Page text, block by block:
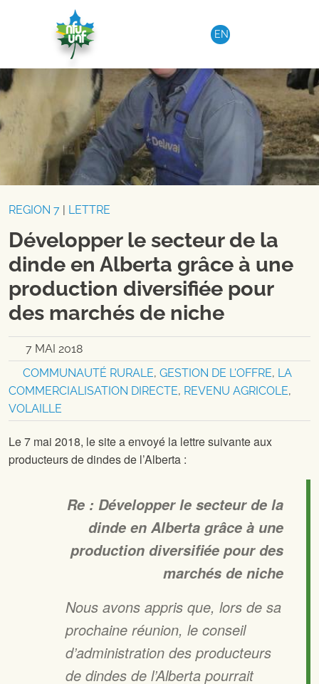
Aller au contenu
EN
REGION 7 LETTRE
Développer le secteur de la
dinde en Alberta grâce à une
production diversifiée pour
des marchés de niche
7 MAI 2018
COMMUNAUTÉ RURALE, GESTION DE L'OFFRE, LA
COMMERCIALISATION DIRECTE, REVENU AGRICOLE,
VOLAILLE
Le 7 mai 2018, le sitea envoyé la lettre suivante aux
producteurs de dindes de l’Alberta :
Re : Développer le secteur de la
dinde en Alberta grâce à une
production diversifiée pour des
marchés de niche
Nous avons appris que, lors de sa
prochaine réunion, le conseil
d’administration des producteurs
de dindes de l’Alberta pourrait